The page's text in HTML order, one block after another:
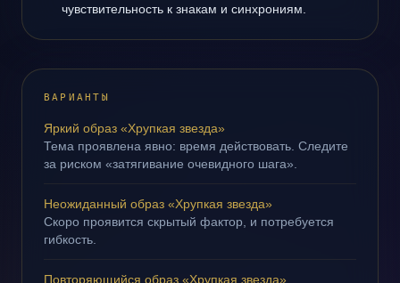
чувствительность к знакам и синхрониям.
ВАРИАНТЫ
Яркий образ «Хрупкая звезда»
Тема проявлена явно: время действовать. Следите
за риском «затягивание очевидного шага».
Неожиданный образ «Хрупкая звезда»
Скоро проявится скрытый фактор, и потребуется
гибкость.
Повторяющийся образ «Хрупкая звезда»